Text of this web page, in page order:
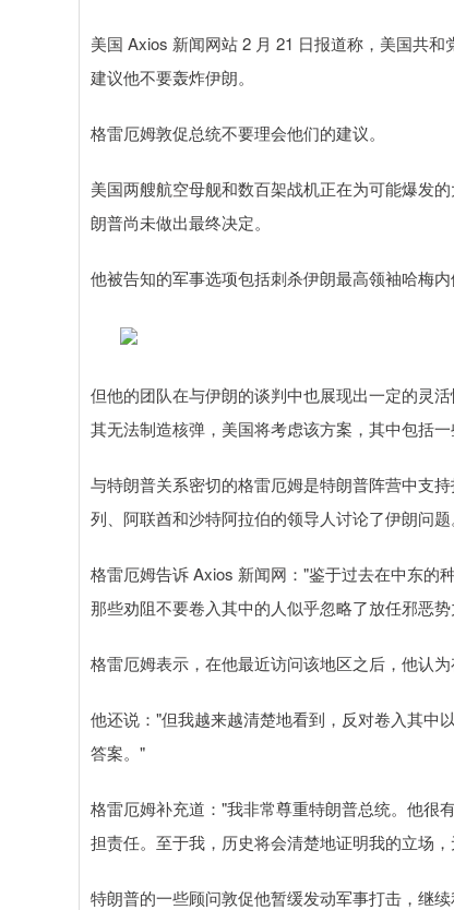
美国 Axios 新闻网站 2 月 21 日报道称，美国共
建议他不要轰炸伊朗。
格雷厄姆敦促总统不要理会他们的建议。
美国两艘航空母舰和数百架战机正在为可能爆发
朗普尚未做出最终决定。
他被告知的军事选项包括刺杀伊朗最高领袖哈梅内
但他的团队在与伊朗的谈判中也展现出一定的灵
其无法制造核弹，美国将考虑该方案，其中包括一
与特朗普关系密切的格雷厄姆是特朗普阵营中支
列、阿联酋和沙特阿拉伯的领导人讨论了伊朗问题
格雷厄姆告诉 Axios 新闻网："鉴于过去在中东的
那些劝阻不要卷入其中的人似乎忽略了放任邪恶
格雷厄姆表示，在他最近访问该地区之后，他认
他还说："但我越来越清楚地看到，反对卷入其中
答案。"
格雷厄姆补充道："我非常尊重特朗普总统。他很
担责任。至于我，历史将会清楚地证明我的立场
特朗普的一些顾问敦促他暂缓发动军事打击，继